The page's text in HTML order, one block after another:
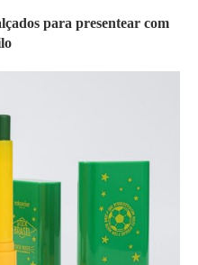
para presentear com